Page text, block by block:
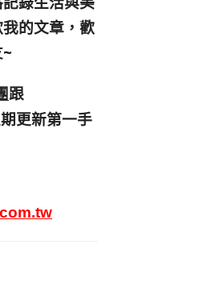
的文章，歡
~
跟
期更新第一手